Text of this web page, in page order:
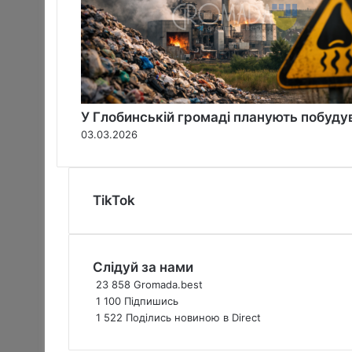
в
п
е
в
н
е
л
О
л
і
м
п
У Глобинській громаді планують
03.03.2026
TikTok
Слідуй за нами
23 858 Gromada.best
1 100 Підпишись
1 522 Поділись новиною в Direct